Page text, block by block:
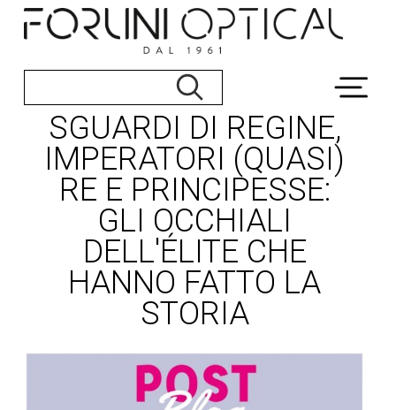
SGUARDI DI REGINE,
IMPERATORI (QUASI)
RE E PRINCIPESSE:
GLI OCCHIALI
DELL'ÉLITE CHE
HANNO FATTO LA
STORIA